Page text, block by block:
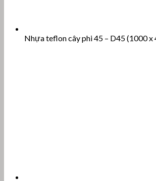
Nhựa teflon cây phi 45 – D45 (1000 x